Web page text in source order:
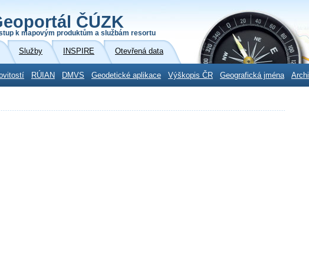
ČÚZK
k mapovým produktům a službám resortu
Služby INSPIRE Otevřená data
RÚIAN DMVS Geodetické aplikace Výškopis ČR Geografická jména